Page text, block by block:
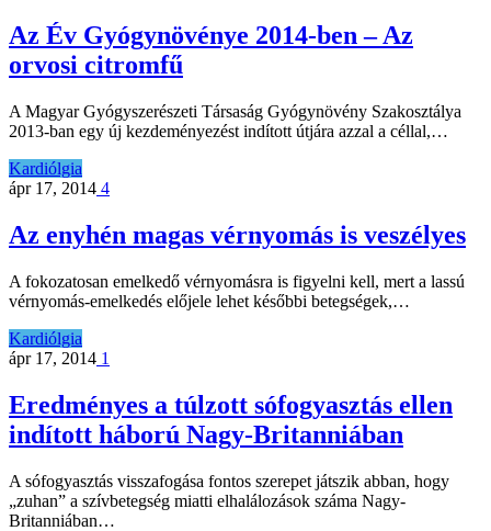
Az Év Gyógynövénye 2014-ben – Az
orvosi citromfű
A Magyar Gyógyszerészeti Társaság Gyógynövény Szakosztálya
2013-ban egy új kezdeményezést indított útjára azzal a céllal,…
Kardiólgia
ápr 17, 2014 4
Az enyhén magas vérnyomás is veszélyes
A fokozatosan emelkedő vérnyomásra is figyelni kell, mert a lassú
vérnyomás-emelkedés előjele lehet későbbi betegségek,…
Kardiólgia
ápr 17, 2014 1
Eredményes a túlzott sófogyasztás ellen
indított háború Nagy-Britanniában
A sófogyasztás visszafogása fontos szerepet játszik abban, hogy
„zuhan” a szívbetegség miatti elhalálozások száma Nagy-
Britanniában…